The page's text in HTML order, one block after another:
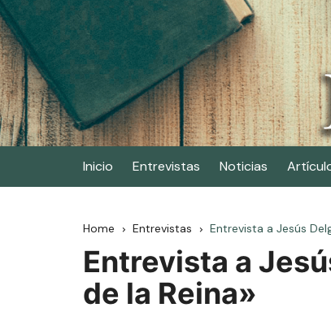
Skip
to
content
Elescritor.es
El periódico digital de los escritores
Inicio Entrevistas Noticias
Home Entrevistas Entrevista a Jesús
Entrevista a
de la Reina»